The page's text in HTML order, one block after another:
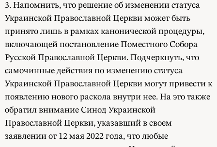
3. Напомнить, что решение об изменении статуса
Украинской Православной Церкви может быть
принято лишь в рамках канонической процедуры,
включающей постановление Поместного Собора
Русской Православной Церкви. Подчеркнуть, что
самочинные действия по изменению статуса
Украинской Православной Церкви могут привести к
появлению нового раскола внутри нее. На это также
обратил внимание Синод Украинской
Православной Церкви, указавший в своем
заявлении от 12 мая 2022 года, что любые